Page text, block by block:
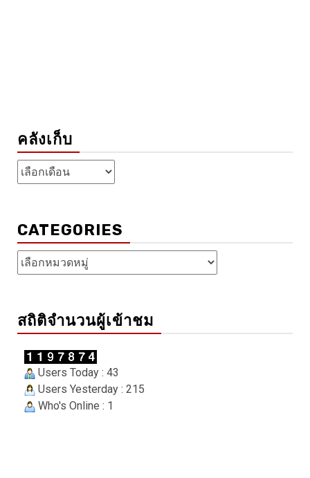
คลังเก็บ
คลัง
เก็บ
CATEGORIES
Categories
สถิติจำนวนผู้เข้าชม
Users Today : 43
Users Yesterday : 215
Who's Online : 1